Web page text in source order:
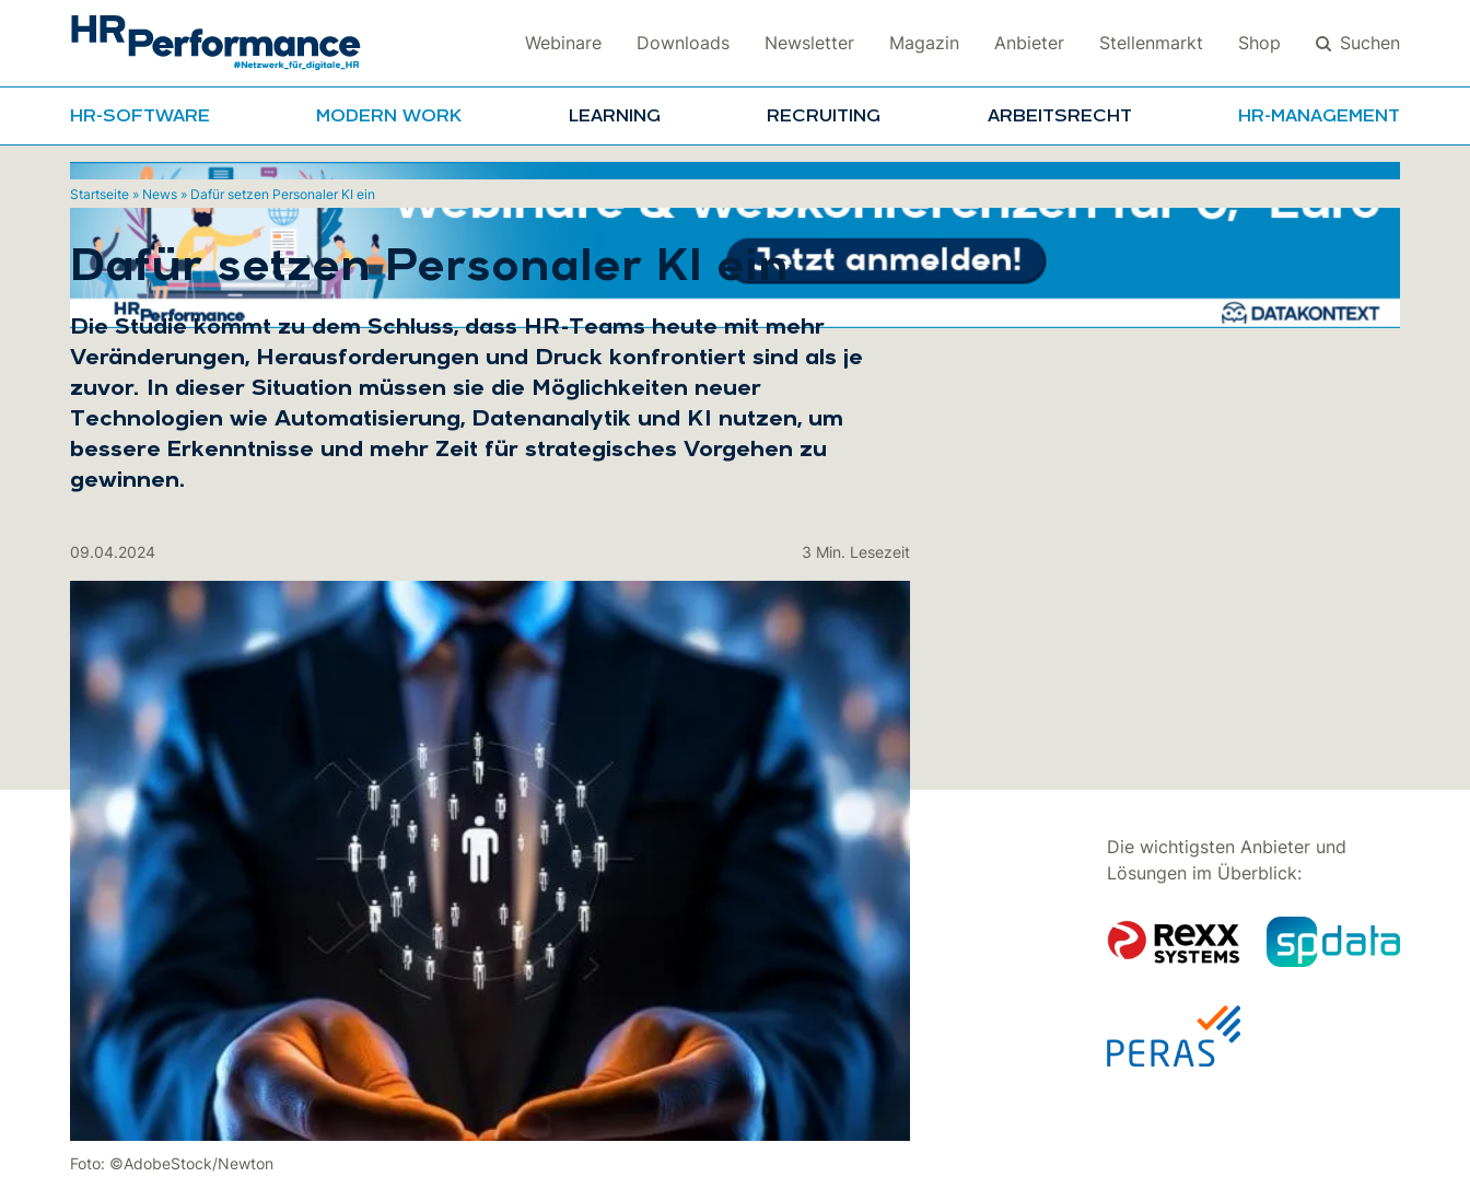
Webinare Downloads Newsletter Magazin Anbieter Stellenmarkt Shop Suchen
HR-SOFTWARE MODERN WORK LEARNING RECRUITING ARBEITSRECHT HR-MANAGEMENT
Startseite » News » Dafür setzen Personaler KI ein
Dafür setzen Personaler KI ein
Die Studie kommt zu dem Schluss, dass HR-Teams heute mit mehr
Veränderungen, Herausforderungen und Druck konfrontiert sind als je
zuvor. In dieser Situation müssen sie die Möglichkeiten neuer
Technologien wie Automatisierung, Datenanalytik und KI nutzen, um
bessere Erkenntnisse und mehr Zeit für strategisches Vorgehen zu
gewinnen.
09.04.2024 3 Min. Lesezeit
Foto: ©AdobeStock/Newton
Die wichtigsten Anbieter und
Lösungen im Überblick: